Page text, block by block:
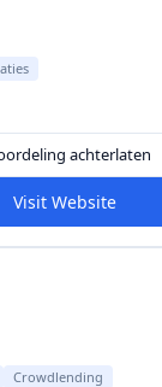
achterlaten
Visit Website
Crowdlending